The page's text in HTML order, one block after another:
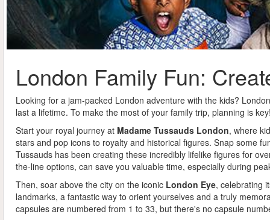
London Family Fun:
Looking for a jam-packed London adventure with the kids?
last a lifetime. To make the most of your family trip, planning is
Start your royal journey at Madame Tussauds London, where
stars and pop icons to royalty and historical figures. Snap some
Tussauds has been creating these incredibly lifelike figures for
the-line options, can save you valuable time, especially during
Then, soar above the city on the iconic London Eye, celebrating
landmarks, a fantastic way to orient yourselves and a truly
capsules are numbered from 1 to 33, but there's no capsule